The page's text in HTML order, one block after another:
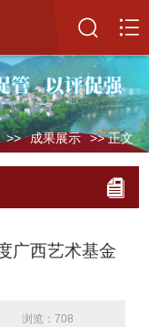
>> 成果展示 >> 正文
广西艺术基金
浏览： 708